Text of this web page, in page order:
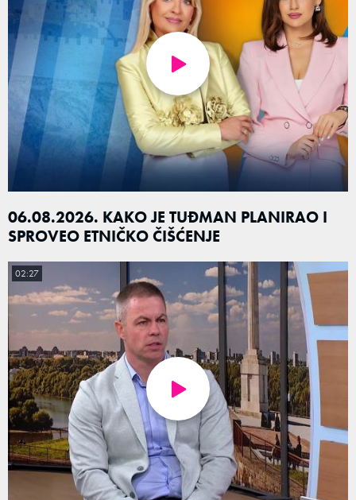
06.08.2026. KAKO JE TUĐMAN PLANIRAO I
SPROVEO ETNIČKO ČIŠĆENJE
02:27